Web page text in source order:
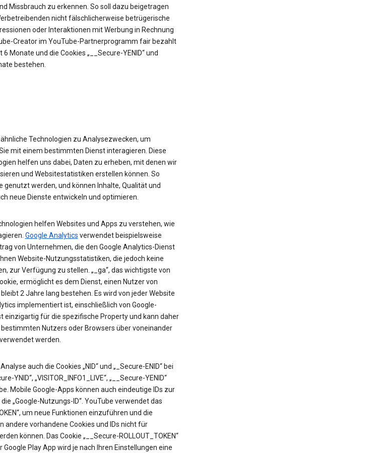
Missbrauch zu erkennen. So soll dazu beigetragen
nicht fälschlicherweise betrügerische
oder Interaktionen mit Werbung in Rechnung
Creator im YouTube-Partnerprogramm fair bezahlt
6 Monate und die Cookies „__Secure-YENID“ und
bestehen.
Technologien zu Analysezwecken, um
mit einem bestimmten Dienst interagieren. Diese
helfen uns dabei, Daten zu erheben, mit denen wir
und Websitestatistiken erstellen können. So
genutzt werden, und können Inhalte, Qualität und
neue Dienste entwickeln und optimieren.
helfen Websites und Apps zu verstehen, wie
Google Analytics verwendet beispielsweise
von Unternehmen, die den Google Analytics-Dienst
Website-Nutzungsstatistiken, die jedoch keine
zur Verfügung zu stellen. „_ga“, das wichtigste von
ermöglicht es dem Dienst, einen Nutzer von
2 Jahre lang bestehen. Es wird von jeder Website
implementiert ist, einschließlich von Google-
einzigartig für die spezifische Property und kann daher
Nutzers oder Browsers über voneinander
werden.
auch die Cookies „NID“ und „_Secure-ENID“ bei
YNID“, „VISITOR_INFO1_LIVE“, „__Secure-YENID“
Mobile Google-Apps können auch eindeutige IDs zur
„Google-Nutzungs-ID“. YouTube verwendet das
um neue Funktionen einzuführen und die
andere vorhandene Cookies und IDs nicht für
können. Das Cookie „__Secure-ROLLOUT_TOKEN“
Google Play App wird je nach Ihren Einstellungen eine